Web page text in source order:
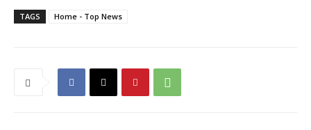
TAGS Home - Top News